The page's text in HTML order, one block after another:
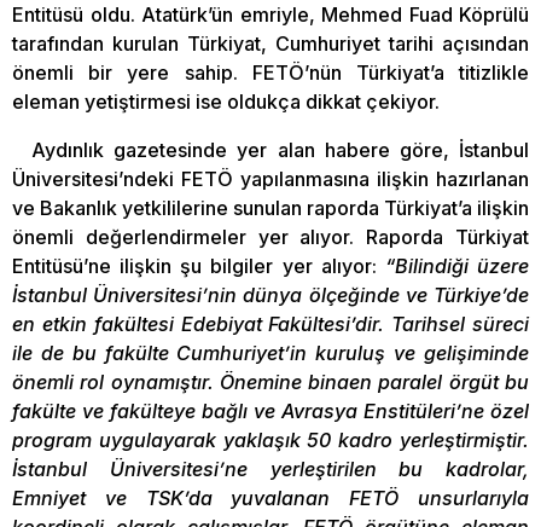
Entitüsü oldu. Atatürk’ün emriyle, Mehmed Fuad Köprülü
tarafından kurulan Türkiyat, Cumhuriyet tarihi açısından
önemli bir yere sahip. FETÖ’nün Türkiyat’a titizlikle
eleman yetiştirmesi ise oldukça dikkat çekiyor.
Aydınlık gazetesinde yer alan habere göre, İstanbul
Üniversitesi’ndeki FETÖ yapılanmasına ilişkin hazırlanan
ve Bakanlık yetkililerine sunulan raporda Türkiyat’a ilişkin
önemli değerlendirmeler yer alıyor. Raporda Türkiyat
Entitüsü’ne ilişkin şu bilgiler yer alıyor: “Bilindiği üzere
İstanbul Üniversitesi’nin dünya ölçeğinde ve Türkiye’de
en etkin fakültesi Edebiyat Fakültesi’dir. Tarihsel süreci
ile de bu fakülte Cumhuriyet’in kuruluş ve gelişiminde
önemli rol oynamıştır. Önemine binaen paralel örgüt bu
fakülte ve fakülteye bağlı ve Avrasya Enstitüleri’ne özel
program uygulayarak yaklaşık 50 kadro yerleştirmiştir.
İstanbul Üniversitesi’ne yerleştirilen bu kadrolar,
Emniyet ve TSK’da yuvalanan FETÖ unsurlarıyla